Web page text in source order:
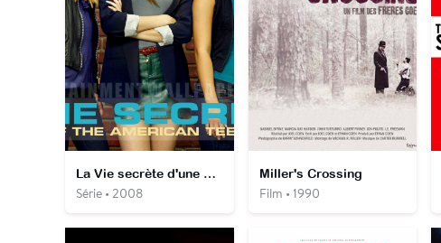
La Vie secrète d'une ado ordinaire
Série • 2008
Miller's Crossing
Film • 1990